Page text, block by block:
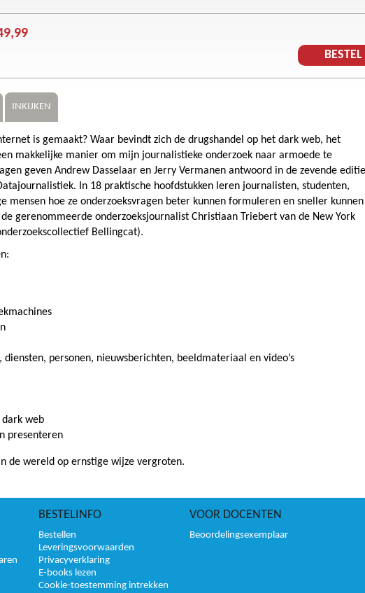
INKIJKEN
is gemaakt? Waar bevindt zich de drugshandel op het dark web, het
makkelijke manier om mijn journalistieke onderzoek naar armoede te
geven Andrew Dasselaar en Jerry Vermanen antwoord in de zevende editie
In 18 praktische hoofdstukken leren journalisten, studenten,
mensen hoe ze onderzoeksvragen beter kunnen formuleren en sneller kunnen
gerenommeerde onderzoeksjournalist Christiaan Triebert van de New York
Bellingcat).
personen, nieuwsberichten, beeldmateriaal en video’s
web
presenteren
de wereld op ernstige wijze vergroten.
BESTELINFO
Bestellen
Leveringsvoorwaarden
Privacyverklaring
E-books lezen
Cookie-toestemming intrekken
VOOR DOCENTEN
Beoordelingsexemplaar